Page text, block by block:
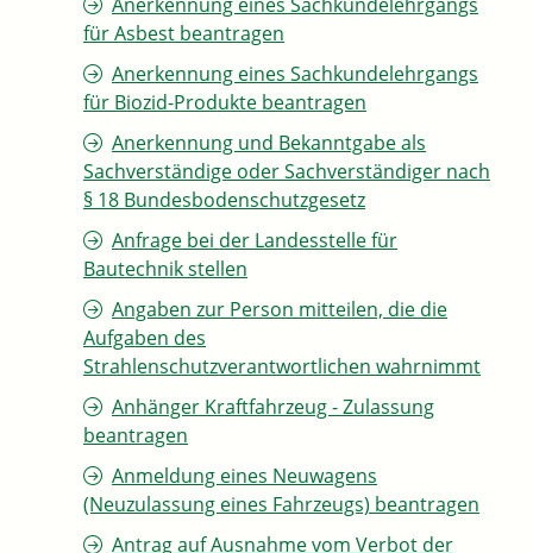
für Asbest beantragen
Anerkennung eines Sachkundelehrgangs
für Biozid-Produkte beantragen
Anerkennung und Bekanntgabe als
Sachverständige oder Sachverständiger nach
§ 18 Bundesbodenschutzgesetz
Anfrage bei der Landesstelle für
Bautechnik stellen
Angaben zur Person mitteilen, die die
Aufgaben des
Strahlenschutzverantwortlichen wahrnimmt
Anhänger Kraftfahrzeug - Zulassung
beantragen
Anmeldung eines Neuwagens
(Neuzulassung eines Fahrzeugs) beantragen
Antrag auf Ausnahme vom Verbot der